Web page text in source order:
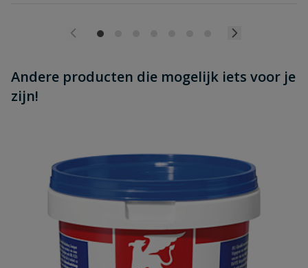
Andere producten die mogelijk iets voor je
zijn!